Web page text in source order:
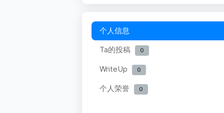
个人信息
Ta的投稿
0
WriteUp 0
个人荣誉 0